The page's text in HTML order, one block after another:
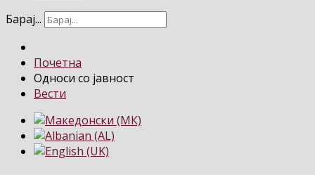
Барај...
Почетна
Односи со јавност
Вести